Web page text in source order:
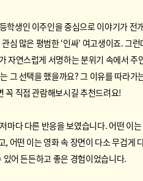
학생인 이주인을 중심으로 이야기가 전
심 많은 평범한 ‘인싸’ 여고생이죠. 그
자연스럽게 서명하는 분위기 속에서
그 선택을 했을까요? 그 이유를 따라
꼭 직접 관람해보시길 추천드려요!
마다 다른 반응을 보였습니다. 어떤 이
, 어떤 이는 영화 속 장면이 다소 무겁게
어 든든하고 좋은 경험이었습니다.